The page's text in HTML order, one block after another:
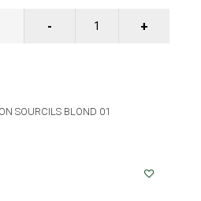
SOURCILS BLOND 01